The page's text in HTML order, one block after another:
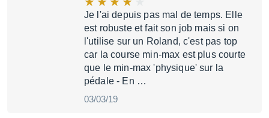
Je l'ai depuis pas mal de temps. Elle
est robuste et fait son job mais si on
l'utilise sur un Roland, c'est pas top
car la course min-max est plus courte
que le min-max 'physique' sur la
pédale - En …
03/03/19